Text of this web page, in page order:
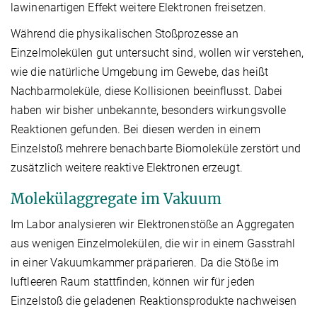
lawinenartigen Effekt weitere Elektronen freisetzen.
Während die physikalischen Stoßprozesse an
Einzelmolekülen gut untersucht sind, wollen wir verstehen,
wie die natürliche Umgebung im Gewebe, das heißt
Nachbarmoleküle, diese Kollisionen beeinflusst. Dabei
haben wir bisher unbekannte, besonders wirkungsvolle
Reaktionen gefunden. Bei diesen werden in einem
Einzelstoß mehrere benachbarte Biomoleküle zerstört und
zusätzlich weitere reaktive Elektronen erzeugt.
Molekülaggregate im Vakuum
Im Labor analysieren wir Elektronenstöße an Aggregaten
aus wenigen Einzelmolekülen, die wir in einem Gasstrahl
in einer Vakuumkammer präparieren. Da die Stöße im
luftleeren Raum stattfinden, können wir für jeden
Einzelstoß die geladenen Reaktionsprodukte nachweisen